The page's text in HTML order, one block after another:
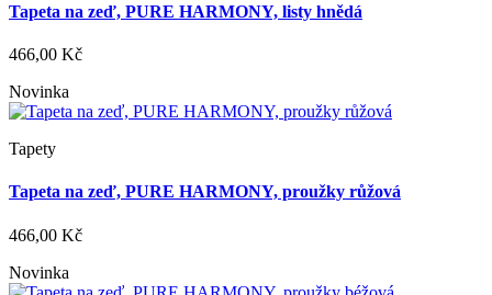
Tapeta na zeď, PURE HARMONY, listy hnědá
466,00 Kč
Novinka
Tapety
Tapeta na zeď, PURE HARMONY, proužky růžová
466,00 Kč
Novinka